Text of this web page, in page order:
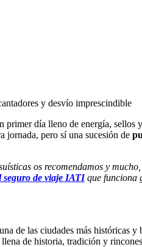
y desvío imprescindible
primer día lleno de energía, sellos
jornada, pero sí una sucesión de
os recomendamos y
seguro de viaje IATI que funciona
de las ciudades más históricas
de historia, tradición y